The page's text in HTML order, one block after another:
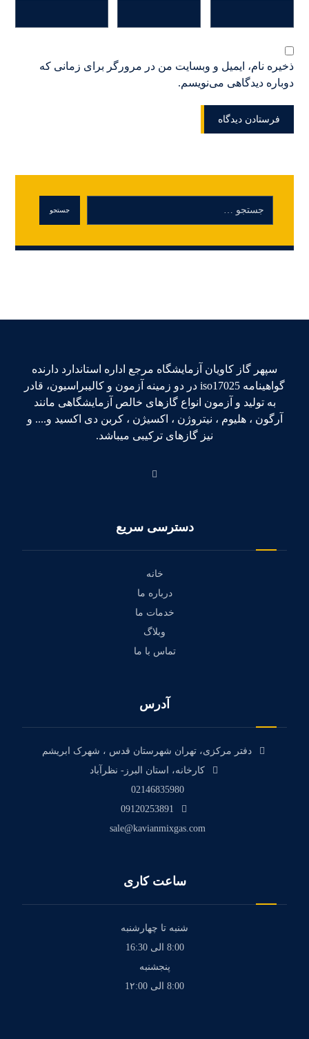
ذخیره نام، ایمیل و وبسایت من در مرورگر برای زمانی که
دوباره دیدگاهی می‌نویسم.
سپهر گاز کاویان آزمایشگاه مرجع اداره استاندارد دارنده
گواهینامه iso17025 در دو زمینه آزمون و کالیبراسیون، قادر
به تولید و آزمون انواع گازهای خالص آزمایشگاهی مانند
آرگون ، هلیوم ، نیتروژن ، اکسیژن ، کربن دی اکسید و.... و
نیز گازهای ترکیبی میباشد.
دسترسی سریع
خانه
درباره ما
خدمات ما
وبلاگ
تماس با ما
آدرس
دفتر مرکزی، تهران شهرستان قدس ، شهرک ابریشم
کارخانه، استان البرز- نظرآباد
02146835980
09120253891
sale@kavianmixgas.com
ساعت کاری
شنبه تا چهارشنبه
8:00 الی 16:30
پنجشنبه
8:00 الی 1۲:00